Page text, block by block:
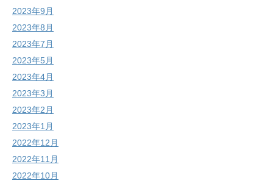
2023年9月
2023年8月
2023年7月
2023年5月
2023年4月
2023年3月
2023年2月
2023年1月
2022年12月
2022年11月
2022年10月